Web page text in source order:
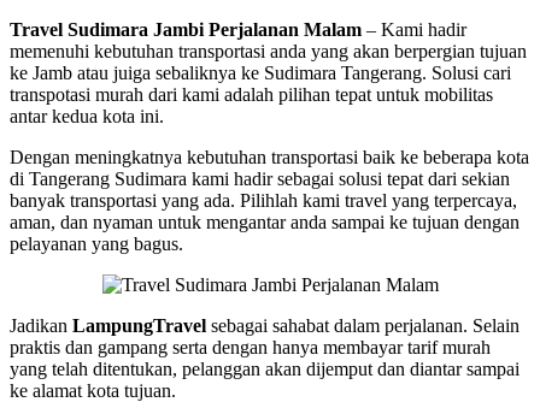
Travel Sudimara Jambi Perjalanan Malam – Kami hadir
memenuhi kebutuhan transportasi anda yang akan berpergian tujuan
ke Jamb atau juiga sebaliknya ke Sudimara Tangerang. Solusi cari
transpotasi murah dari kami adalah pilihan tepat untuk mobilitas
antar kedua kota ini.
Dengan meningkatnya kebutuhan transportasi baik ke beberapa kota
di Tangerang Sudimara kami hadir sebagai solusi tepat dari sekian
banyak transportasi yang ada. Pilihlah kami travel yang terpercaya,
aman, dan nyaman untuk mengantar anda sampai ke tujuan dengan
pelayanan yang bagus.
Jadikan LampungTravel sebagai sahabat dalam perjalanan. Selain
praktis dan gampang serta dengan hanya membayar tarif murah
yang telah ditentukan, pelanggan akan dijemput dan diantar sampai
ke alamat kota tujuan.